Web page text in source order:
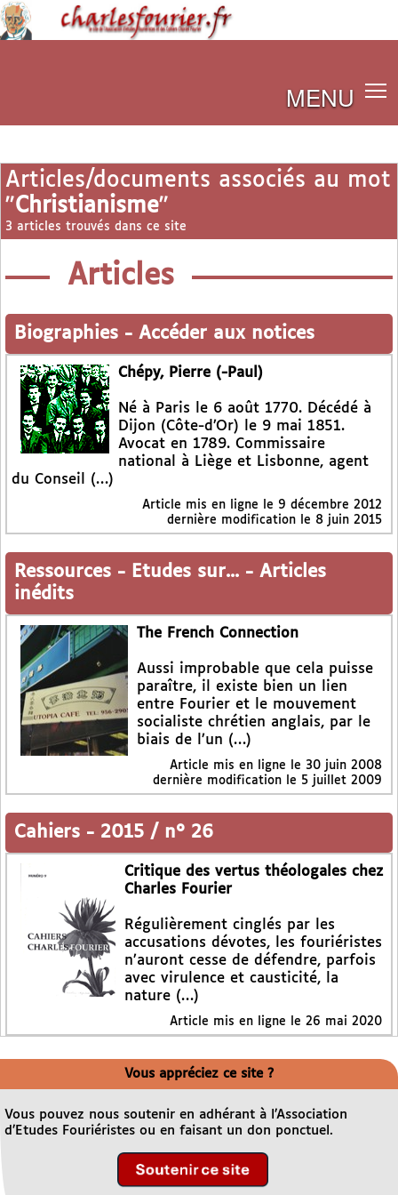
MENU
Articles/documents associés au mot
"Christianisme"
3 articles trouvés dans ce site
Articles
Biographies - Accéder aux notices
Chépy, Pierre (-Paul)
Né à Paris le 6 août 1770. Décédé à
Dijon (Côte-d’Or) le 9 mai 1851.
Avocat en 1789. Commissaire
national à Liège et Lisbonne, agent
du Conseil (…)
Article mis en ligne le 9 décembre 2012
dernière modification le 8 juin 2015
Ressources - Etudes sur... - Articles
inédits
The French Connection
Aussi improbable que cela puisse
paraître, il existe bien un lien
entre Fourier et le mouvement
socialiste chrétien anglais, par le
biais de l’un (…)
Article mis en ligne le 30 juin 2008
dernière modification le 5 juillet 2009
Cahiers - 2015 / n° 26
Critique des vertus théologales chez
Charles Fourier
Régulièrement cinglés par les
accusations dévotes, les fouriéristes
n’auront cesse de défendre, parfois
avec virulence et causticité, la
nature (…)
Article mis en ligne le 26 mai 2020
Vous appréciez ce site ?
Vous pouvez nous soutenir en adhérant à l’Association
d’Etudes Fouriéristes ou en faisant un don ponctuel.